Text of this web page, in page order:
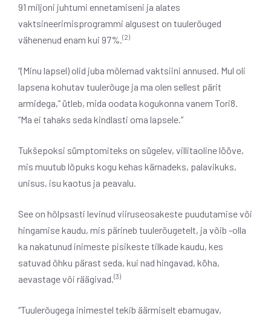
91 miljoni juhtumi ennetamiseni ja alates
vaktsineerimisprogrammi algusest on tuulerõuged
vähenenud enam kui 97%. (2)
“(Minu lapsel) olid juba mõlemad vaktsiini annused. Mul oli
lapsena kohutav tuulerõuge ja ma olen sellest pärit
armidega,” ütleb, mida oodata kogukonna vanem Tori8.
“Ma ei tahaks seda kindlasti oma lapsele.”
Tukšepoksi sümptomiteks on sügelev, villitaoline lööve,
mis muutub lõpuks kogu kehas kärnadeks, palavikuks,
unisus, isu kaotus ja peavalu.
See on hõlpsasti levinud viiruseosakeste puudutamise või
hingamise kaudu, mis pärineb tuulerõugetelt, ja võib -olla
ka nakatunud inimeste pisikeste tilkade kaudu, kes
satuvad õhku pärast seda, kui nad hingavad, köha,
aevastage või räägivad. (3)
“Tuulerõugega inimestel tekib äärmiselt ebamugav,